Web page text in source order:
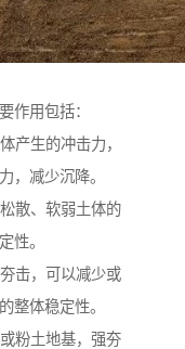
作用包括：
产生的冲击力，
，减少沉降。
散、软弱土体的
性。
击，可以减少或
整体稳定性。
粉土地基，强夯